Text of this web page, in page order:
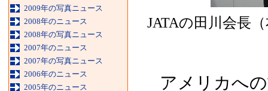
2009年の写真ニュース
2008年のニュース
2008年の写真ニュース
2007年のニュース
2007年の写真ニュース
2006年のニュース
2005年のニュース
JATAの田川会長
アメリカへの